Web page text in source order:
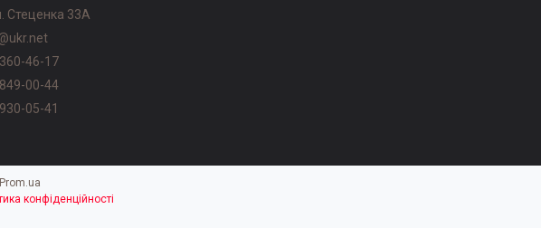
Стеценка 33А
46-17
00-44
05-41
Prom.ua
конфіденційності